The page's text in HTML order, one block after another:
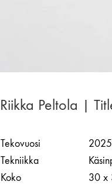
Riikka Peltola |
Tekovuosi
2025
Tekniikka
Koko
30 x